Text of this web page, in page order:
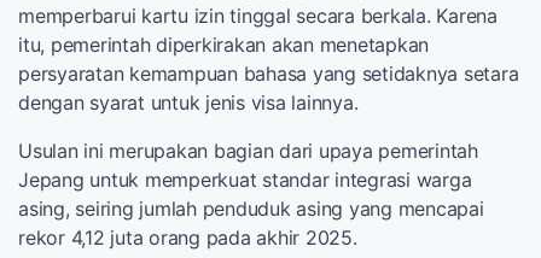
memperbarui kartu izin tinggal secara berkala. Karena
itu, pemerintah diperkirakan akan menetapkan
persyaratan kemampuan bahasa yang setidaknya setara
dengan syarat untuk jenis visa lainnya.
Usulan ini merupakan bagian dari upaya pemerintah
Jepang untuk memperkuat standar integrasi warga
asing, seiring jumlah penduduk asing yang mencapai
rekor 4,12 juta orang pada akhir 2025.